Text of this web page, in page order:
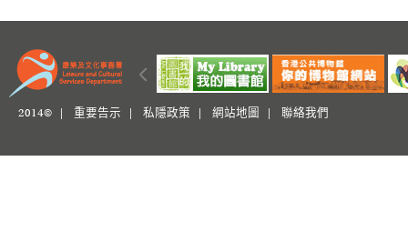
2014© | 重要告示 私隱政策 網站地圖 聯絡我們